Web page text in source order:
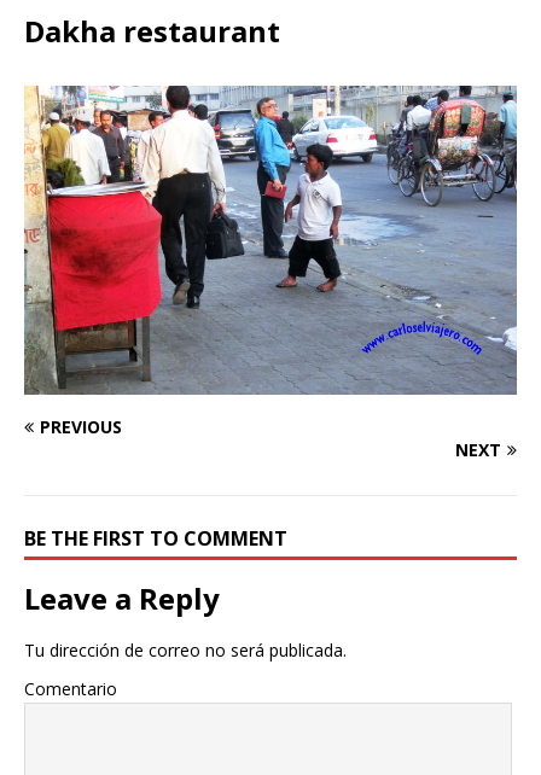
Dakha restaurant
PREVIOUS
NEXT
BE THE FIRST TO COMMENT
Leave a Reply
Tu dirección de correo no será publicada.
Comentario